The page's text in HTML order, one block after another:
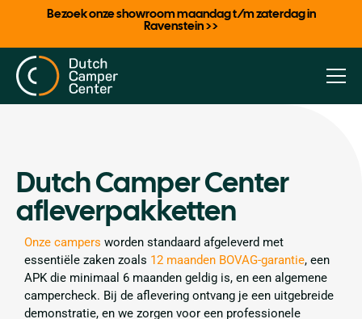
Bezoek onze showroom maandag t/m zaterdag in
Ravenstein >>
Dutch Camper Center
afleverpakketten
Onze campers worden standaard afgeleverd met
essentiële zaken zoals 12 maanden BOVAG-garantie, een
APK die minimaal 6 maanden geldig is, en een algemene
campercheck. Bij de aflevering ontvang je een uitgebreide
demonstratie, en we zorgen voor een professionele